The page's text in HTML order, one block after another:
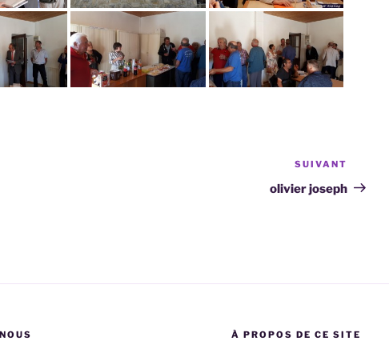
suivant
SUIVANT
olivier joseph
À PROPOS DE CE SITE